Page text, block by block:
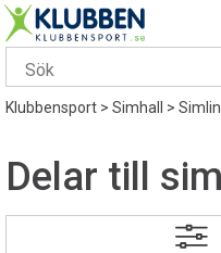
Klubbensport>Simhall >
Delar till